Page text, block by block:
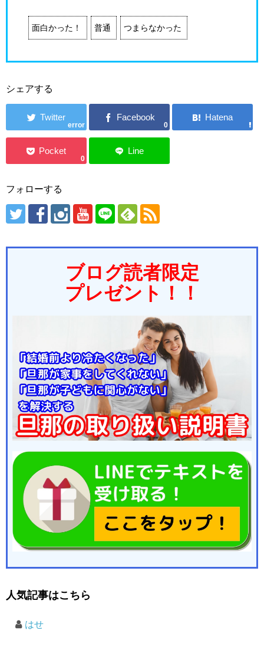
面白かった！ 普通 つまらなかった
シェアする
error 0
0
フォローする
ブログ読者限定
プレゼント！！
人気記事はこちら
はせ